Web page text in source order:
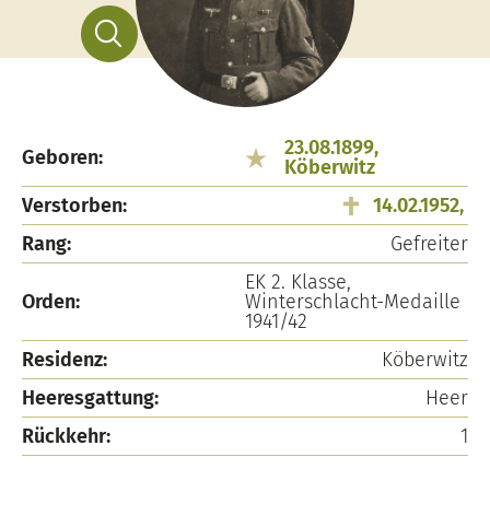
Geboren:
23.08.1899,
Köberwitz
Verstorben:
14.02.1952,
Rang:
Gefreiter
Orden:
EK 2. Klasse,
Winterschlacht-Medaille
1941/42
Residenz:
Köberwitz
Heeresgattung:
Heer
Rückkehr:
1